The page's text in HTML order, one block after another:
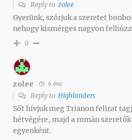
Reply to zolee
Gyerünk, szórjuk a szeretet
nehogy kismérges nagyon
0
zolee 6 éve
Reply to Highlanders
Sőt hívjuk meg Trianon felirat
hétvégére, majd a román
egyenként.